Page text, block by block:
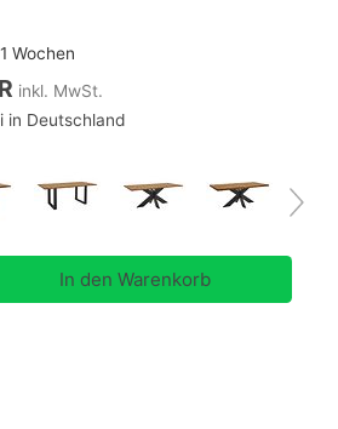
Wochen
inkl. MwSt.
in Deutschland